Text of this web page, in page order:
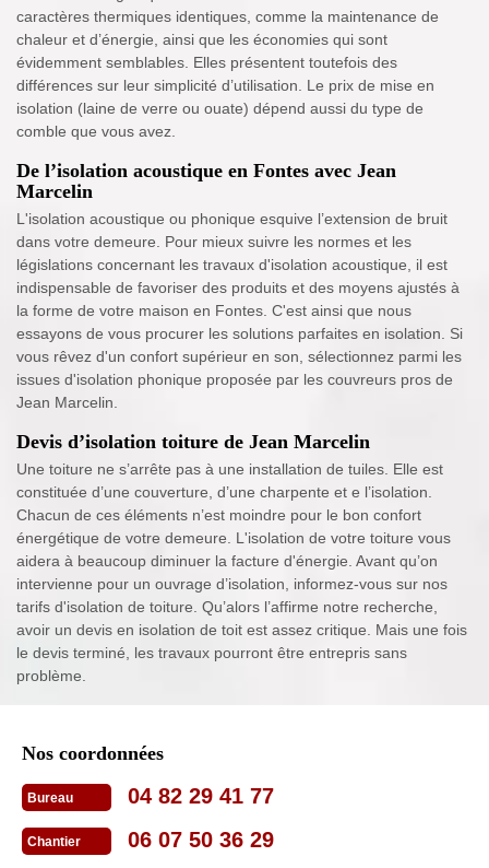
caractères thermiques identiques, comme la maintenance de
chaleur et d’énergie, ainsi que les économies qui sont
évidemment semblables. Elles présentent toutefois des
différences sur leur simplicité d’utilisation. Le prix de mise en
isolation (laine de verre ou ouate) dépend aussi du type de
comble que vous avez.
De l’isolation acoustique en Fontes avec Jean
Marcelin
L'isolation acoustique ou phonique esquive l’extension de bruit
dans votre demeure. Pour mieux suivre les normes et les
législations concernant les travaux d'isolation acoustique, il est
indispensable de favoriser des produits et des moyens ajustés à
la forme de votre maison en Fontes. C'est ainsi que nous
essayons de vous procurer les solutions parfaites en isolation. Si
vous rêvez d'un confort supérieur en son, sélectionnez parmi les
issues d'isolation phonique proposée par les couvreurs pros de
Jean Marcelin.
Devis d’isolation toiture de Jean Marcelin
Une toiture ne s’arrête pas à une installation de tuiles. Elle est
constituée d’une couverture, d’une charpente et e l’isolation.
Chacun de ces éléments n’est moindre pour le bon confort
énergétique de votre demeure. L'isolation de votre toiture vous
aidera à beaucoup diminuer la facture d'énergie. Avant qu’on
intervienne pour un ouvrage d’isolation, informez-vous sur nos
tarifs d'isolation de toiture. Qu’alors l’affirme notre recherche,
avoir un devis en isolation de toit est assez critique. Mais une fois
le devis terminé, les travaux pourront être entrepris sans
problème.
Nos coordonnées
Bureau 04 82 29 41 77
Chantier 06 07 50 36 29